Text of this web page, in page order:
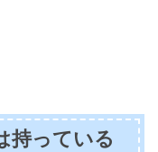
持っている